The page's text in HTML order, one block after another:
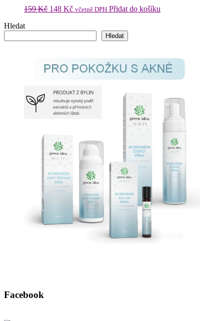
159Kč Původní
148 KčAktuální
včetně DPH Přidat do košíku
Hledat
Hledat
Facebook